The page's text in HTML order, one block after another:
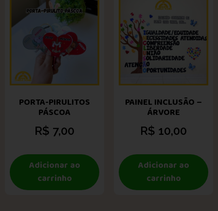
PORTA-PIRULITOS
PÁSCOA
R$ 7,00
Adicionar ao
carrinho
PAINEL INCLUSÃO –
ÁRVORE
R$ 10,00
Adicionar ao
carrinho